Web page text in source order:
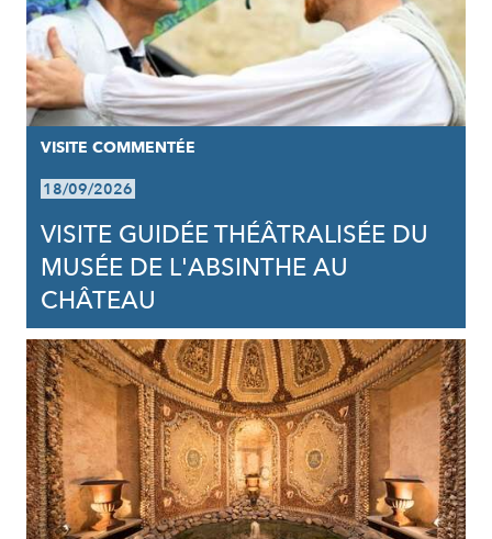
VISITE COMMENTÉE
18/09/2026
VISITE GUIDÉE THÉÂTRALISÉE DU
MUSÉE DE L'ABSINTHE AU
CHÂTEAU